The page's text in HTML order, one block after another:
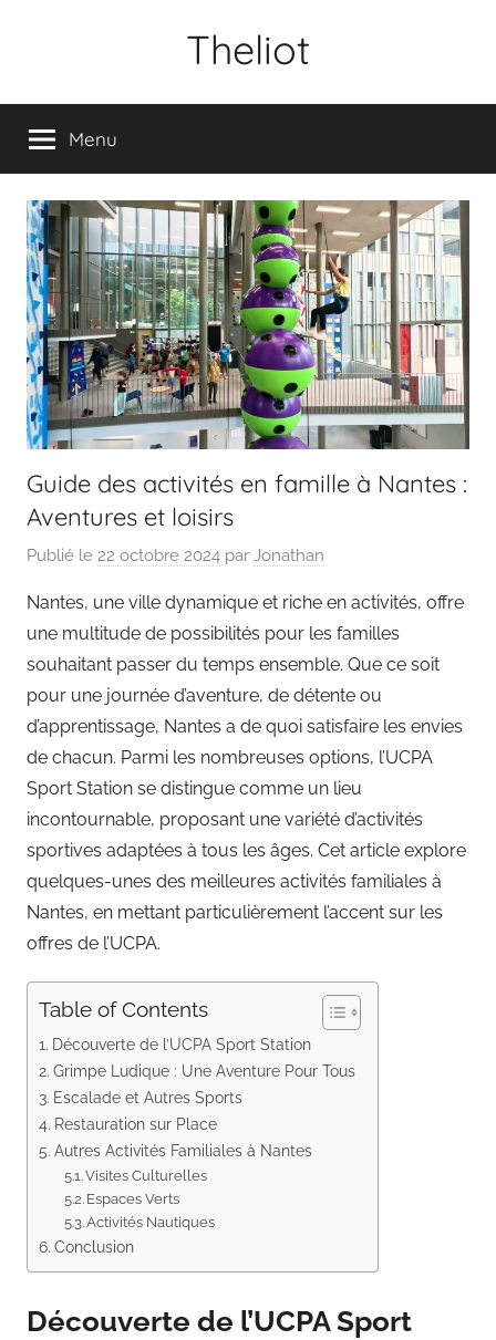
Theliot
Menu
Guide des activités en famille à Nantes :
Aventures et loisirs
Publié le 22 octobre 2024 par Jonathan
Nantes, une ville dynamique et riche en activités, offre
une multitude de possibilités pour les familles
souhaitant passer du temps ensemble. Que ce soit
pour une journée d’aventure, de détente ou
d’apprentissage, Nantes a de quoi satisfaire les envies
de chacun. Parmi les nombreuses options, l’UCPA
Sport Station se distingue comme un lieu
incontournable, proposant une variété d’activités
sportives adaptées à tous les âges. Cet article explore
quelques-unes des meilleures activités familiales à
Nantes, en mettant particulièrement l’accent sur les
offres de l’UCPA.
Table of Contents
Découverte de l’UCPA Sport Station
Grimpe Ludique : Une Aventure Pour Tous
Escalade et Autres Sports
Restauration sur Place
Autres Activités Familiales à Nantes
Visites Culturelles
Espaces Verts
Activités Nautiques
Conclusion
Découverte de l’UCPA Sport